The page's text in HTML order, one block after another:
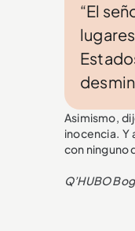
“El
Asimismo,
inocencia. Y
con ninguno
Q’HUBO